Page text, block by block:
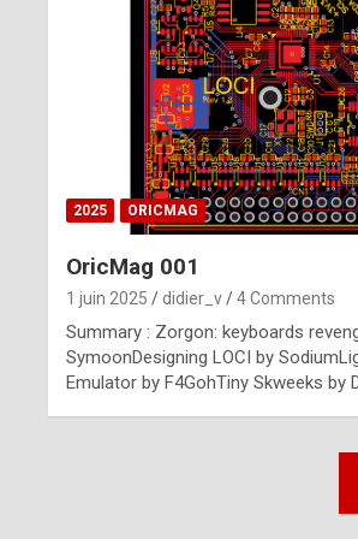
2025 ORICMAG
OricMag 001
1 juin 2025 didier_v 4 Comments
Summary : Zorgon: keyboards
SymoonDesigning LOCI by
Emulator by F4GohTiny Skweeks by